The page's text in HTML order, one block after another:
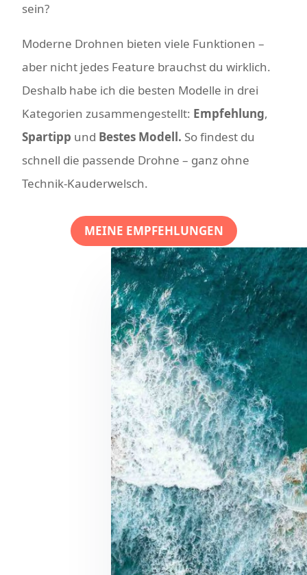
sein?
Moderne Drohnen bieten viele Funktionen –
aber nicht jedes Feature brauchst du wirklich.
Deshalb habe ich die besten Modelle in drei
Kategorien zusammengestellt: Empfehlung,
Spartipp und Bestes Modell. So findest du
schnell die passende Drohne – ganz ohne
Technik-Kauderwelsch.
MEINE EMPFEHLUNGEN